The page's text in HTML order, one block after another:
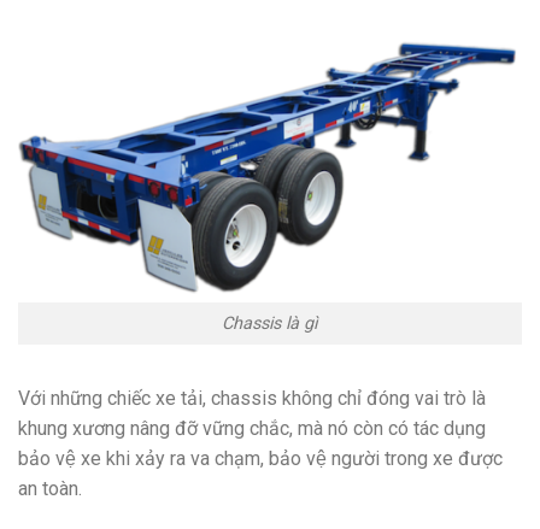
Chassis là gì
Với những chiếc xe tải, chassis không chỉ đóng vai trò là
khung xương nâng đỡ vững chắc, mà nó còn có tác dụng
bảo vệ xe khi xảy ra va chạm, bảo vệ người trong xe được
an toàn.